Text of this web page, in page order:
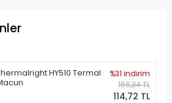
HY510 Termal
%31 indirim
166,34 TL
114,72 TL